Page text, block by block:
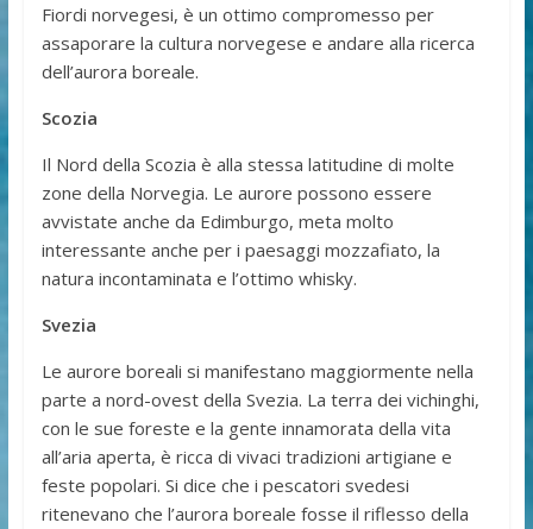
Fiordi norvegesi, è un ottimo compromesso per
assaporare la cultura norvegese e andare alla ricerca
dell’aurora boreale.
Scozia
Il Nord della Scozia è alla stessa latitudine di molte
zone della Norvegia. Le aurore possono essere
avvistate anche da Edimburgo, meta molto
interessante anche per i paesaggi mozzafiato, la
natura incontaminata e l’ottimo whisky.
Svezia
Le aurore boreali si manifestano maggiormente nella
parte a nord-ovest della Svezia. La terra dei vichinghi,
con le sue foreste e la gente innamorata della vita
all’aria aperta, è ricca di vivaci tradizioni artigiane e
feste popolari. Si dice che i pescatori svedesi
ritenevano che l’aurora boreale fosse il riflesso della